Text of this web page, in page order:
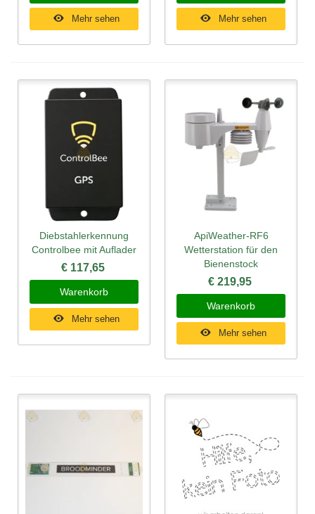
Mehr sehen Mehr sehen
Diebstahlerkennung
Controlbee mit Auflader
€ 117,65
Warenkorb
Mehr sehen
ApiWeather-RF6
Wetterstation für den
Bienenstock
€ 219,95
Warenkorb
Mehr sehen